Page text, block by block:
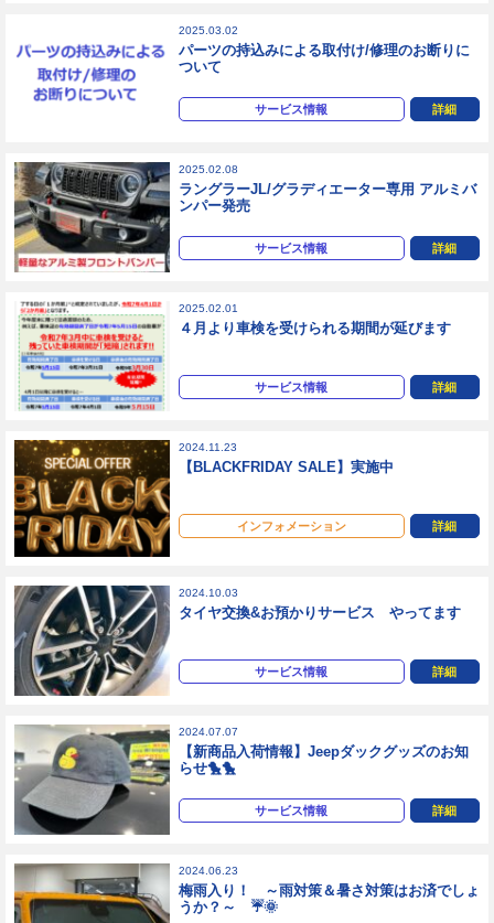
2025.03.02
パーツの持込みによる取付け/修理のお断りに
ついて
サービス情報 詳細
2025.02.08
ラングラーJL/グラディエーター専用 アルミバ
ンパー発売
サービス情報 詳細
2025.02.01
４月より車検を受けられる期間が延びます
サービス情報 詳細
2024.11.23
【BLACKFRIDAY SALE】実施中
インフォメーション 詳細
2024.10.03
タイヤ交換&お預かりサービス やってます
サービス情報 詳細
2024.07.07
【新商品入荷情報】Jeepダックグッズのお知
らせ🐤🐤
サービス情報 詳細
2024.06.23
梅雨入り！ ～雨対策＆暑さ対策はお済でしょ
うか？～ ☔🌞